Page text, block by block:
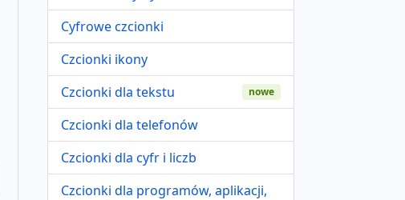
Cyfrowe czcionki
Czcionki ikony
Czcionki dla tekstu
nowe
Czcionki dla telefonów
Czcionki dla cyfr i liczb
Czcionki dla programów, aplikacji,